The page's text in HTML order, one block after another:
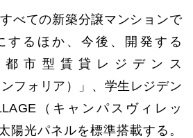
べての新築分譲マンションで
するほか、今後、開発する
都市型賃貸レジデンス
ンフォリア）」、学生レジデン
（キャンパスヴィレッ
陽光パネルを標準搭載する。